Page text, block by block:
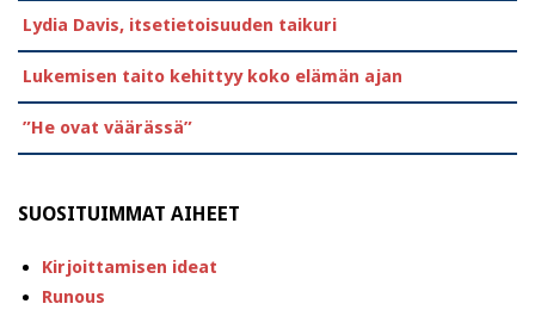
Lydia Davis, itsetietoisuuden taikuri
Lukemisen taito kehittyy koko elämän ajan
”He ovat väärässä”
SUOSITUIMMAT AIHEET
Kirjoittamisen ideat
Runous